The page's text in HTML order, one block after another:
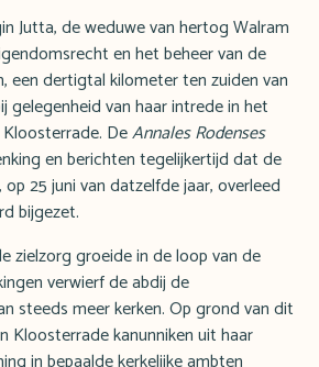
Jutta, de weduwe van hertog Walram
en het beheer van de
een dertigtal kilometer ten zuiden van
gelegenheid van haar intrede in het
DeAnnales Rodenses
en berichten tegelijkertijd dat de
25 juni van datzelfde jaar, overleed
bijgezet.
zielzorg groeide in de loop van de
verwierf de abdij de
steeds meer kerken. Op grond van dit
Kloosterrade kanunniken uit haar